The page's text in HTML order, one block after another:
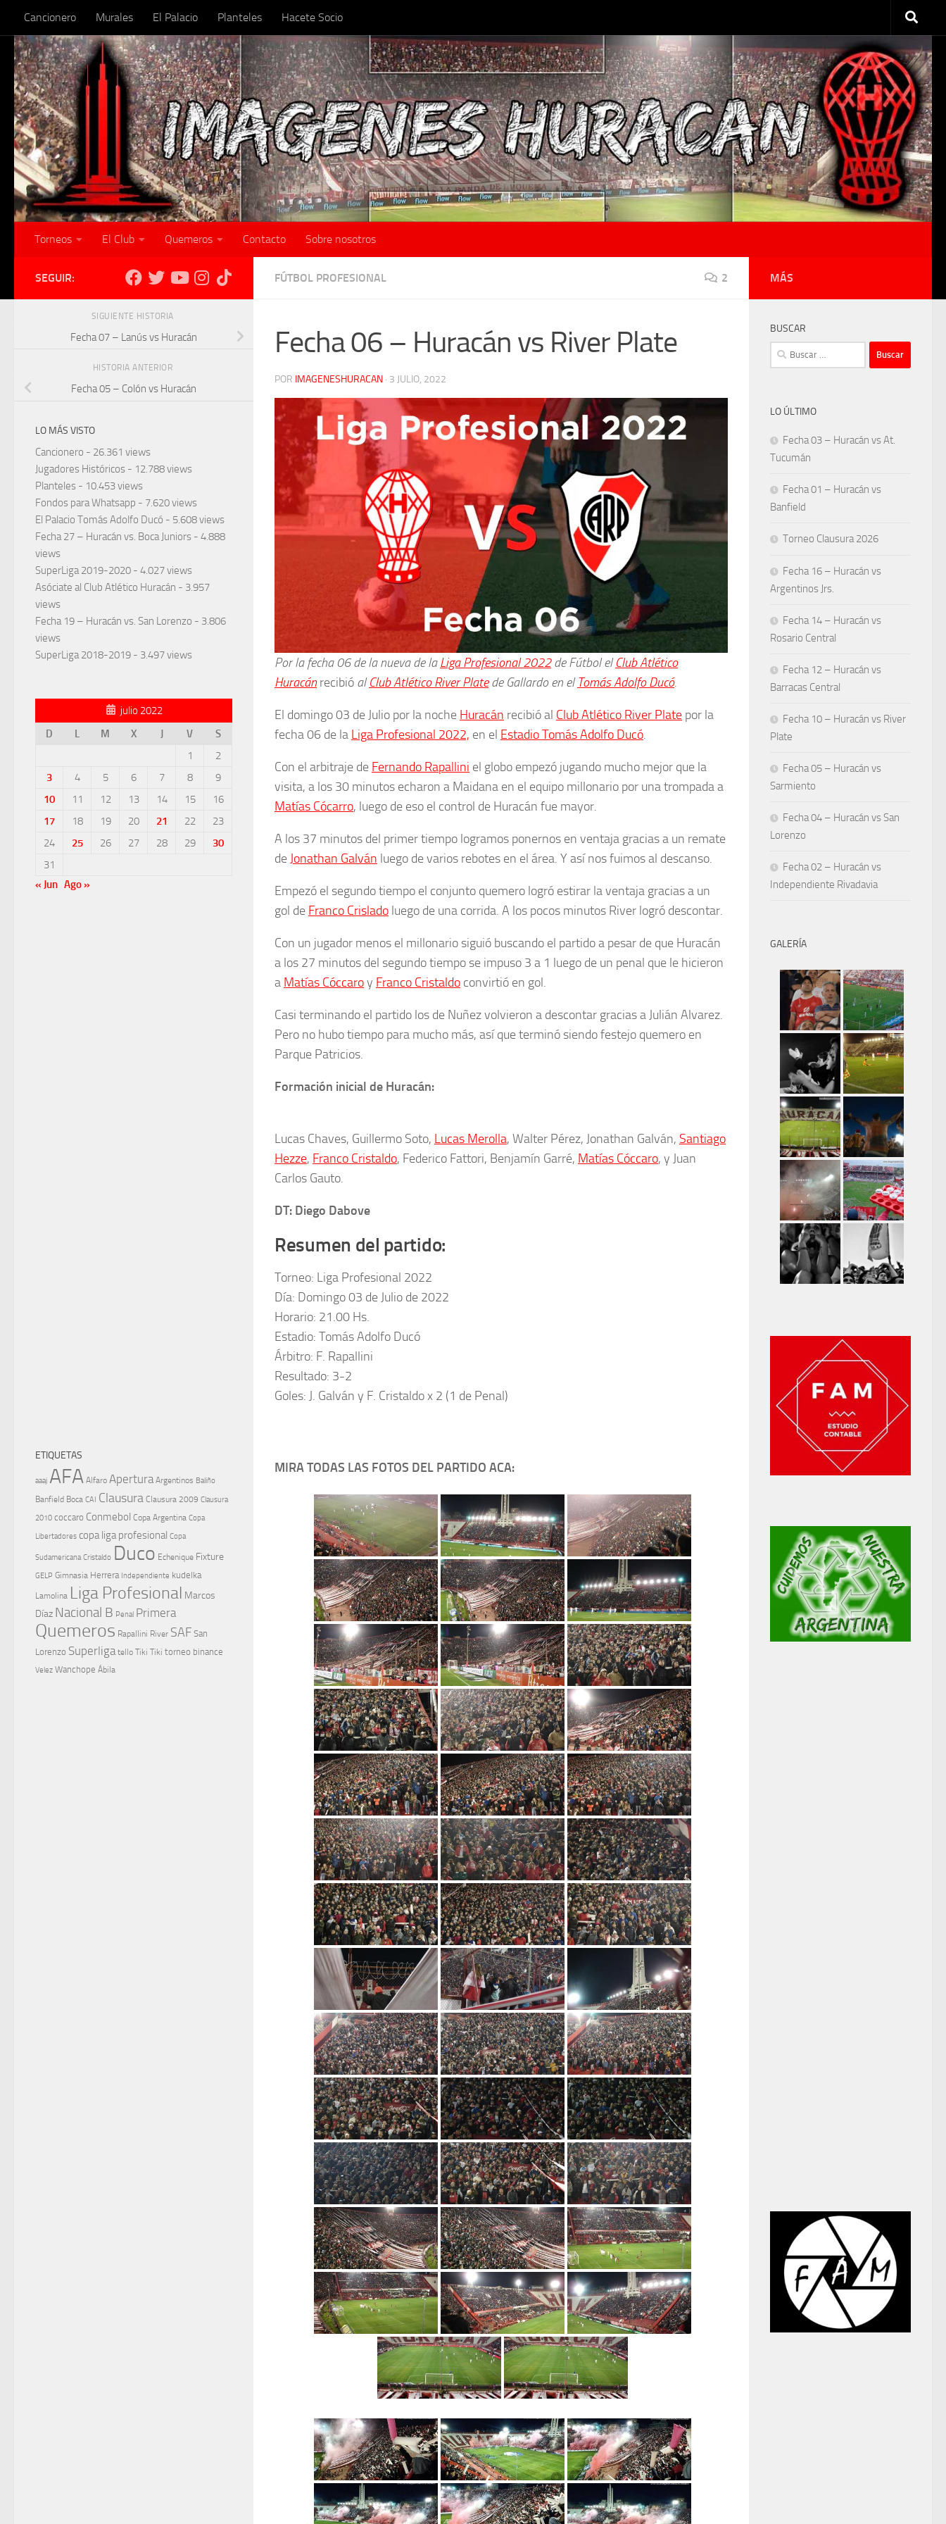
Skip to content
Cancionero Murales El Palacio Planteles Hacete Socio
Torneos El Club Quemeros Contacto Sobre nosotros
FÚTBOL PROFESIONAL 2
Fecha 06 – Huracán vs River Plate
POR IMAGENESHURACAN · 3 JULIO, 2022
Por la fecha 06 de la nueva de laLiga Profesional 2022de Fútbol elClub Atlético
Huracán recibió alClub Atlético River Platede Gallardo en el Tomás Adolfo Ducó.
El domingo 03 de Julio por la noche Huracán recibió al Club Atlético River Plate por la
fecha 06 de la Liga Profesional 2022, en el Estadio Tomás Adolfo Ducó.
Con el arbitraje de Fernando Rapallini el globo empezó jugando mucho mejor que la
visita, a los 30 minutos echaron a Maidana en el equipo millonario por una trompada a
Matías Cócarro, luego de eso el control de Huracán fue mayor.
A los 37 minutos del primer tiempo logramos ponernos en ventaja gracias a un remate
de Jonathan Galván luego de varios rebotes en el área. Y así nos fuimos al descanso.
Empezó el segundo tiempo el conjunto quemero logró estirar la ventaja gracias a un
gol de Franco Crislado luego de una corrida. A los pocos minutos River logró descontar.
Con un jugador menos el millonario siguió buscando el partido a pesar de que Huracán
a los 27 minutos del segundo tiempo se impuso 3 a 1 luego de un penal que le hicieron
a Matías Cóccaroy Franco Cristaldo convirtió en gol.
Casi terminando el partido los de Nuñez volvieron a descontar gracias a Julián Alvarez.
Pero no hubo tiempo para mucho más, así que terminó siendo festejo quemero en
Parque Patricios.
Formación inicial de Huracán:
Lucas Chaves, Guillermo Soto, Lucas Merolla, Walter Pérez, Jonathan Galván, Santiago
Hezze, Franco Cristaldo, Federico Fattori, Benjamín Garré, Matías Cóccaro, y Juan
Carlos Gauto.
DT: Diego Dabove
Resumen del partido:
Torneo: Liga Profesional 2022
Día: Domingo 03 de Julio de 2022
Horario: 21.00 Hs.
Estadio: Tomás Adolfo Ducó
Árbitro: F. Rapallini
Resultado: 3-2
Goles: J. Galván y F. Cristaldo x 2 (1 de Penal)
MIRA TODAS LAS FOTOS DEL PARTIDO ACA:
SEGUIR:
SIGUIENTE HISTORIA
Fecha 07 – Lanús vs Huracán
HISTORIA ANTERIOR
Fecha 05 – Colón vs Huracán
LO MÁS VISTO
Cancionero - 26.361 views
Jugadores Históricos - 12.788 views
Planteles - 10.453 views
Fondos para Whatsapp - 7.620 views
El Palacio Tomás Adolfo Ducó - 5.608 views
Fecha 27 – Huracán vs. Boca Juniors - 4.888
views
SuperLiga 2019-2020 - 4.027 views
Asóciate al Club Atlético Huracán - 3.957
views
Fecha 19 – Huracán vs. San Lorenzo - 3.806
views
SuperLiga 2018-2019 - 3.497 views
julio 2022
D
L M X J V
S
1
2
3
4 5 6 7 8
9
10
11 12 13 14 15
16
17
18 19 20 21 22
23
24
25 26 27 28 29
30
31
« Jun Ago »
ETIQUETAS
aaaj AFA Alfaro Apertura Argentinos Baliño
Banfield Boca CAI Clausura Clausura 2009 Clausura
2010 coccaro Conmebol Copa Argentina Copa
Libertadores copa liga profesional Copa
Sudamericana Cristaldo Duco Echenique Fixture
GELP Gimnasia Herrera Independiente kudelka
Lamolina Liga Profesional Marcos
Díaz Nacional B Penal Primera
Quemeros Rapallini River SAF San
Lorenzo Superliga tello Tiki Tiki torneo binance
Velez Wanchope Ábila
MÁS
BUSCAR
Buscar:
LO ÚLTIMO
Fecha 03 – Huracán vs At.
Tucumán
Fecha 01 – Huracán vs
Banfield
Torneo Clausura 2026
Fecha 16 – Huracán vs
Argentinos Jrs.
Fecha 14 – Huracán vs
Rosario Central
Fecha 12 – Huracán vs
Barracas Central
Fecha 10 – Huracán vs River
Plate
Fecha 05 – Huracán vs
Sarmiento
Fecha 04 – Huracán vs San
Lorenzo
Fecha 02 – Huracán vs
Independiente Rivadavia
GALERÍA